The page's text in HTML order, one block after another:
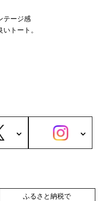
バッグ
ダーバッグ
エストバッグ
ッグ
テージ感
トート。
ふるさと納税で